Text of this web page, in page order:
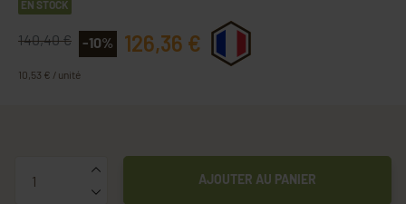
EN STOCK
140,40 € -10% 126,36 €
10,53 € / unité
AJOUTER AU PANIER